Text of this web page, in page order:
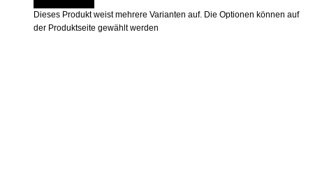
Dieses Produkt weist mehrere Varianten auf. Die Optionen können auf
der Produktseite gewählt werden